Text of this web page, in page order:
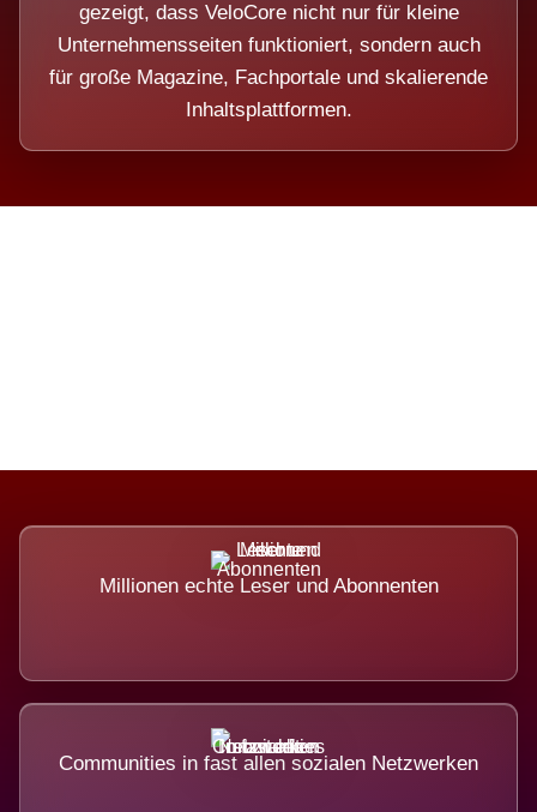
gezeigt, dass VeloCore nicht nur für kleine
Unternehmensseiten funktioniert, sondern auch
für große Magazine, Fachportale und skalierende
Inhaltsplattformen.
Millionen echte Leser und Abonnenten
Communities in fast allen sozialen Netzwerken